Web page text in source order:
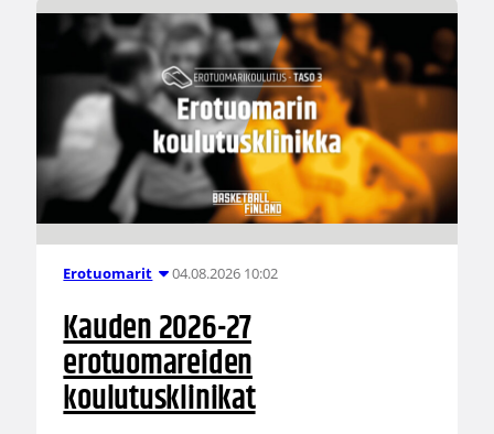
Erotuomarit 04.08.2026 10:02
Kauden 2026-27
erotuomareiden
koulutusklinikat